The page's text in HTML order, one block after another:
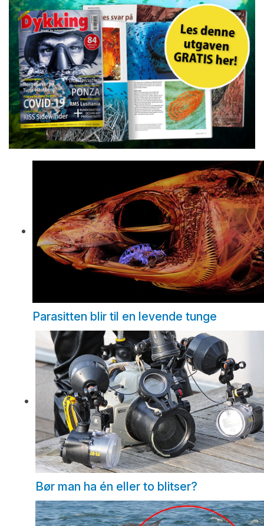
Parasitten blir til en levende tunge
Bør man ha én eller to blitser?